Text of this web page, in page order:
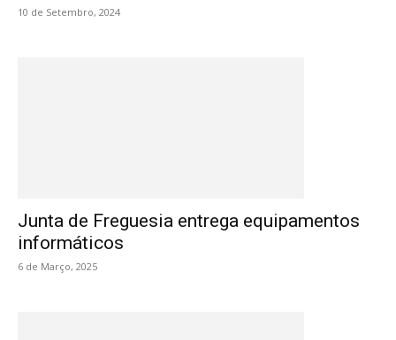
10 de Setembro, 2024
Junta de Freguesia entrega equipamentos
informáticos
6 de Março, 2025